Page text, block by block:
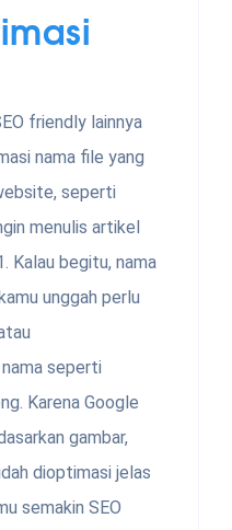
friendly lainnya
nama file yang
seperti
menulis artikel
Kalau begitu, nama
unggah perlu
seperti
Karena Google
gambar,
dioptimasi jelas
semakin SEO